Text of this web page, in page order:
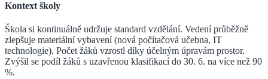
Kontext školy
Škola si kontinuálně udržuje standard vzdělání. Vedení průběžně
zlepšuje materiální vybavení (nová počítačová učebna, IT
technologie). Počet žáků vzrostl díky účelným úpravám prostor.
Zvýšil se podíl žáků s uzavřenou klasifikací do 30. 6. na více než 90
%.